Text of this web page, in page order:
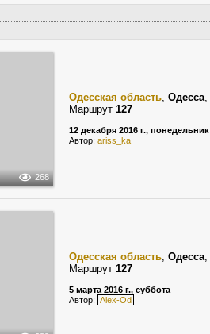
268
Одесская область, Одесса,
Маршрут 127
12 декабря 2016 г., понедельник
Автор: ariss_ka
Одесская область, Одесса,
Маршрут 127
5 марта 2016 г., суббота
Автор: Alex-Od